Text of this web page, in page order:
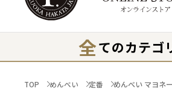
全てのカテゴ
TOP めんべい 定番 めんべい マヨネ